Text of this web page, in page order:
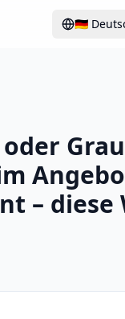
🇩🇪
oder
– diese